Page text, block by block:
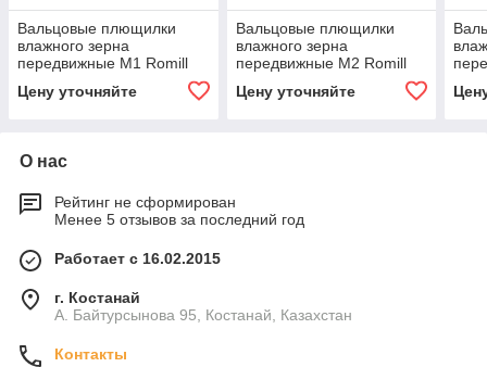
Вальцовые плющилки
влажного зерна
передвижные М1 Romill
Цену уточняйте
Вальцовые плющилки
влажного зерна
передвижные M2 Romill
Цену уточняйте
О нас
Рейтинг не сформирован
Менее 5 отзывов за последний год
Работает с 16.02.2015
г. Костанай
А. Байтурсынова 95, Костанай, Казахстан
Контакты